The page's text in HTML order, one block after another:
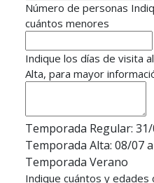
Número de personas
cuántos menores
Indique los días de visita
Alta, para mayor
Temporada Regular:
Temporada Alta: 08/07
Temporada Verano
Indique cuántos y edades